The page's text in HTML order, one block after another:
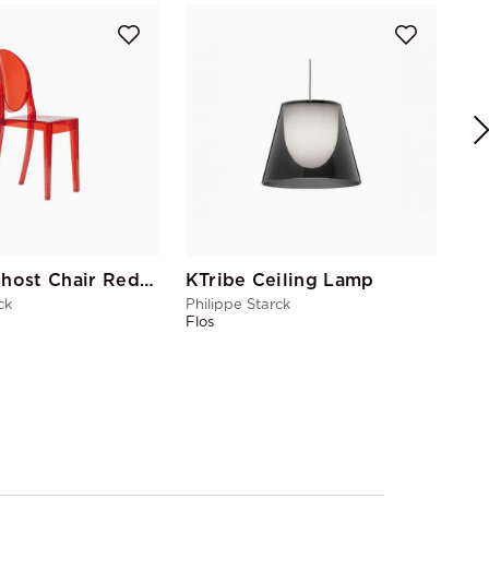
Victoria Ghost Chair Red Transparent KTribe Ceiling Lamp
Philippe Starck
Flos